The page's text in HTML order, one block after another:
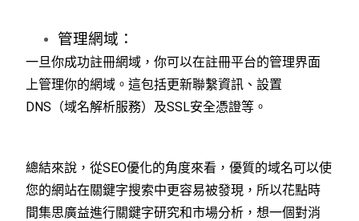
管理網域：
一旦你成功註冊網域，你可以在註冊平台的管理界面
上管理你的網域。這包括更新聯繫資訊、設置
DNS（域名解析服務）及SSL安全憑證等。
總結來說，從SEO優化的角度來看，優質的域名可以使
您的網站在關鍵字搜索中更容易被發現，所以花點時
間集思廣益進行關鍵字研究和市場分析，想一個對消